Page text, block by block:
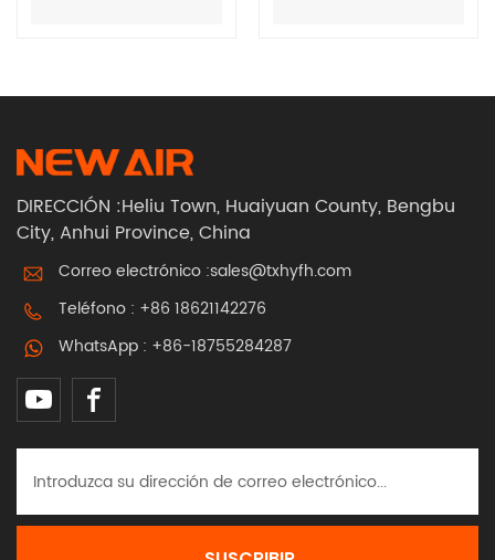
DIRECCIÓN :Heliu Town, Huaiyuan County, Bengbu
City, Anhui Province, China
Correo electrónico :sales@txhyfh.com
Teléfono : +86 18621142276
WhatsApp : +86-18755284287